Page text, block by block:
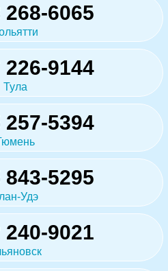
268-6065
226-9144
Тула
257-5394
843-5295
Удэ
240-9021